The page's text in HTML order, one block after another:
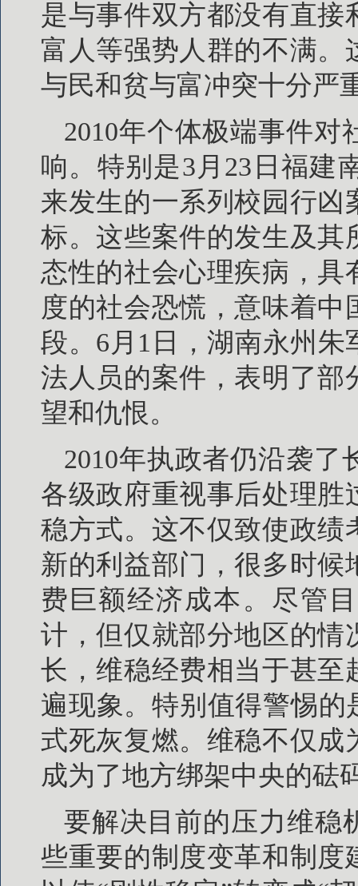
是与事件双方都没有直
富人等强势人群的不满
与民和贫与富冲突十分严
2010年个体极端事件
响。特别是3月23日福建
来发生的一系列校园行
标。这些案件的发生及其
态性的社会心理疾病，
度的社会恐慌，意味着
段。6月1日，湖南永州
法人员的案件，表明了
望和仇恨。
2010年执政者仍沿袭
各级政府重视事后处理
稳方式。这不仅致使政绩
新的利益部门，很多时
费巨额经济成本。尽管
计，但仅就部分地区的情
长，维稳经费相当于甚至
遍现象。特别值得警惕的
式死灰复燃。维稳不仅
成为了地方绑架中央的砝
要解决目前的压力维稳
些重要的制度变革和制度